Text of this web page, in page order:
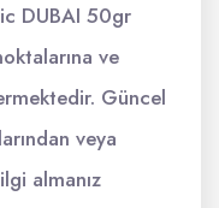
DUBAI 50gr
ve
Güncel
veya
almanız